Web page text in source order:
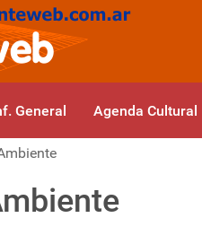
General Agenda Cultural